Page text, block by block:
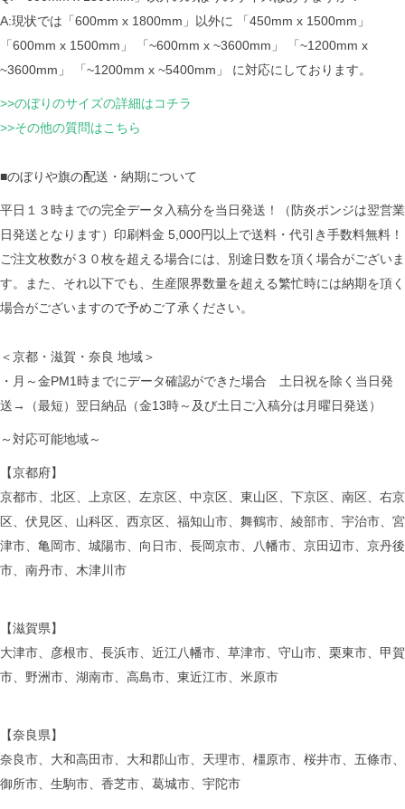
A:現状では「600mm x 1800mm」以外に 「450mm x 1500mm」
「600mm x 1500mm」 「~600mm x ~3600mm」 「~1200mm x
~3600mm」 「~1200mm x ~5400mm」 に対応にしております。
>>のぼりのサイズの詳細はコチラ
>>その他の質問はこちら
■のぼりや旗の配送・納期について
平日１３時までの完全データ入稿分を当日発送！（防炎ポンジは翌営業
日発送となります）印刷料金 5,000円以上で送料・代引き手数料無料！
ご注文枚数が３０枚を超える場合には、別途日数を頂く場合がございま
す。また、それ以下でも、生産限界数量を超える繁忙時には納期を頂く
場合がございますので予めご了承ください。
＜京都・滋賀・奈良 地域＞
・月～金PM1時までにデータ確認ができた場合 土日祝を除く当日発
送→（最短）翌日納品（金13時～及び土日ご入稿分は月曜日発送）
～対応可能地域～
【京都府】
京都市、北区、上京区、左京区、中京区、東山区、下京区、南区、右京
区、伏見区、山科区、西京区、福知山市、舞鶴市、綾部市、宇治市、宮
津市、亀岡市、城陽市、向日市、長岡京市、八幡市、京田辺市、京丹後
市、南丹市、木津川市
【滋賀県】
大津市、彦根市、長浜市、近江八幡市、草津市、守山市、栗東市、甲賀
市、野洲市、湖南市、高島市、東近江市、米原市
【奈良県】
奈良市、大和高田市、大和郡山市、天理市、橿原市、桜井市、五條市、
御所市、生駒市、香芝市、葛城市、宇陀市